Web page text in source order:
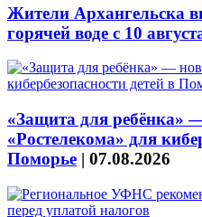
Жители Архангельска
горячей воде с 10
«Защита для ребёнка»
«Ростелекома» для
Поморье | 07.08.2026